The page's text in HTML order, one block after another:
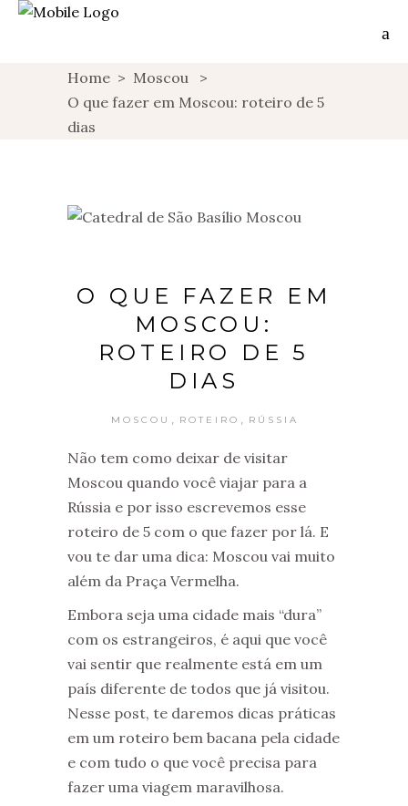
Home > Moscou
>
O que fazer em Moscou: roteiro de 5
dias
O QUE FAZER EM
MOSCOU:
ROTEIRO DE 5
DIAS
MOSCOU ROTEIRO RÚSSIA
Não tem como deixar de visitar
Moscou quando você viajar para a
Rússia e por isso escrevemos esse
roteiro de 5 com o que fazer por lá. E
vou te dar uma dica: Moscou vai muito
além da Praça Vermelha.
Embora seja uma cidade mais “dura”
com os estrangeiros, é aqui que você
vai sentir que realmente está em um
país diferente de todos que já visitou.
Nesse post, te daremos dicas práticas
em um roteiro bem bacana pela cidade
e com tudo o que você precisa para
fazer uma viagem maravilhosa.